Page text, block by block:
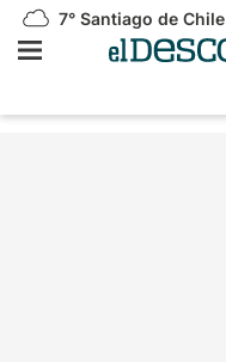
7° Santiago de Chile